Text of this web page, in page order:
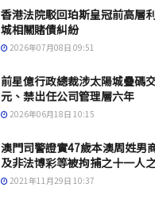
香港法院駁回珀斯皇冠前高層
城相關賭債糾紛
2026年07月08日 09:51
前星億行政總裁涉太陽城疊碼
元、禁出任公司管理層六年
2026年06月18日 10:15
澳門司警證實47歲本澳周姓男
及非法博彩等被拘捕之十一人
2021年11月29日 10:37